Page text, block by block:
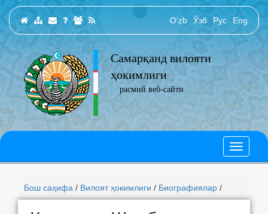
O‘zb Ўзб Рус Eng
Самарқанд вилояти
ҳокимлиги
расмий веб-сайти
Бош саҳифа / Вилоят ҳокимлиги / Биографиялар /